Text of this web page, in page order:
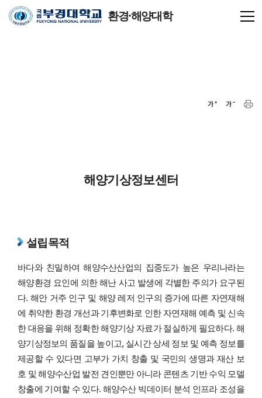
환경·해양대학
해양기상정보센터
설립목적
바다와 친밀하여 해양수산산업의 집중도가 높은 우리나라는
해양환경 요인에 의한 해난 사고 발생에 각별한 주의가 요구된
다. 해안 거주 인구 및 해양 레저 인구의 증가에 따른 자연재해
에 취약한 환경 개선과 기후변화로 인한 자연재해 예측 및 신속
한 대응을 위해 정확한 해양기상 자료가 절실하게 필요하다. 해
양기상정보의 품질을 높이고, 실시간 상세 정보 및 예측 정보를
제공할 수 있다면 고부가 가치 창출 및 국민의 생명과 재산 보
호 및 해양수산업 발전 견인뿐만 아니라 콘텐츠 기반 수익 모델
창출에 기여할 수 있다. 해양수산 빅데이터 분석 인프라 조성을